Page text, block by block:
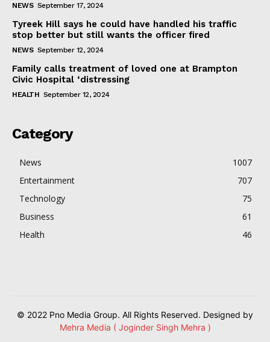
NEWS September 17, 2024
Tyreek Hill says he could have handled his traffic
stop better but still wants the officer fired
NEWS September 12, 2024
Family calls treatment of loved one at Brampton
Civic Hospital ‘distressing
HEALTH September 12, 2024
Category
News
1007
Entertainment
707
Technology
75
Business
61
Health
46
© 2022 Pno Media Group. All Rights Reserved. Designed by
Mehra Media ( Joginder Singh Mehra )